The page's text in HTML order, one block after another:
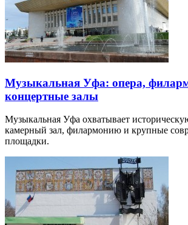
Музыкальная Уфа: опера,
концертные залы
Музыкальная Уфа охватывает
камерный зал, филармонию и крупные
площадки.